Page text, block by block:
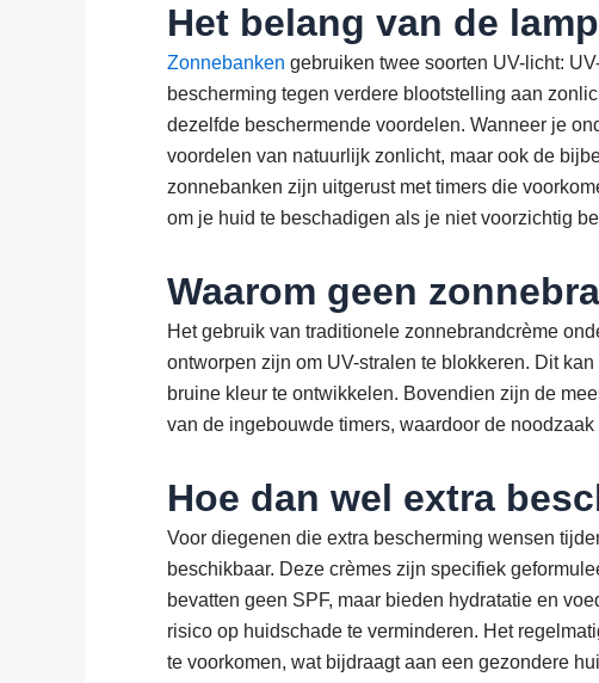
Het belang van de
Zonnebanken gebruiken twee soorten UV-licht:
bescherming tegen verdere blootstelling aan
dezelfde beschermende voordelen. Wanneer je
voordelen van natuurlijk zonlicht, maar ook de
zonnebanken zijn uitgerust met timers die
om je huid te beschadigen als je niet voorzichtig
Waarom geen
Het gebruik van traditionele zonnebrandcrème
ontworpen zijn om UV-stralen te blokkeren. Dit
bruine kleur te ontwikkelen. Bovendien zijn de
van de ingebouwde timers, waardoor de
Hoe dan wel extra
Voor diegenen die extra bescherming wensen
beschikbaar. Deze crèmes zijn specifiek
bevatten geen SPF, maar bieden hydratatie en
risico op huidschade te verminderen. Het
te voorkomen, wat bijdraagt aan een gezondere